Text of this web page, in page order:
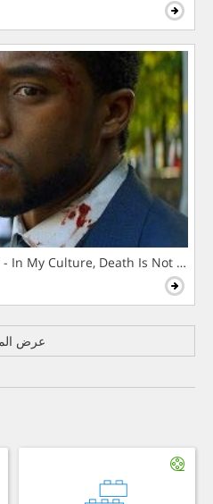
In My Culture, Death Is Not The
عرض